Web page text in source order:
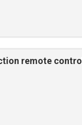
remote control